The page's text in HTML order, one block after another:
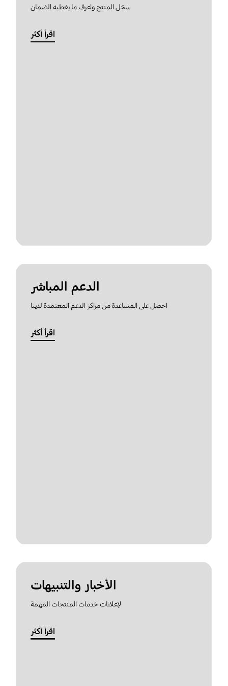
سجّل المنتج واعرف ما يغطيه الضمان
اقرأ أكثر
الدعم المباشر
احصل على المساعدة من مراكز الدعم المعتمدة لدينا
اقرأ أكثر
الأخبار والتنبيهات
لإعلانات خدمات المنتجات المهمة
اقرأ أكثر